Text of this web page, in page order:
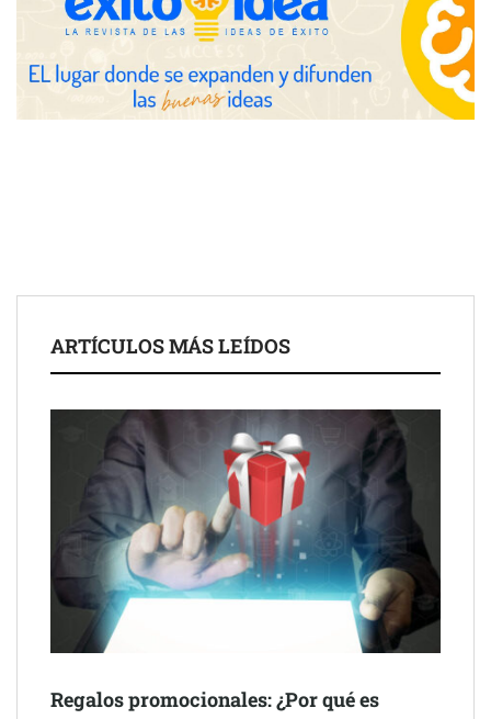
La luz roja, el nuevo aftersun, actúa en la recuperación de la piel
Eulalia Roig lanza ‘The Journal’, una revista digital mensual de
entrevistas y fotografía editorial
ARTÍCULOS MÁS LEÍDOS
Regalos promocionales: ¿Por qué es